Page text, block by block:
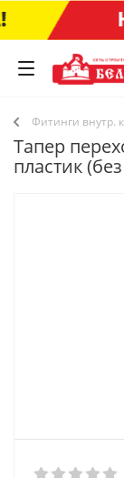
Фитинги внутр.
Тапер
пластик